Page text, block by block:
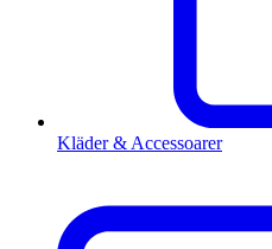
Kläder & Accessoarer